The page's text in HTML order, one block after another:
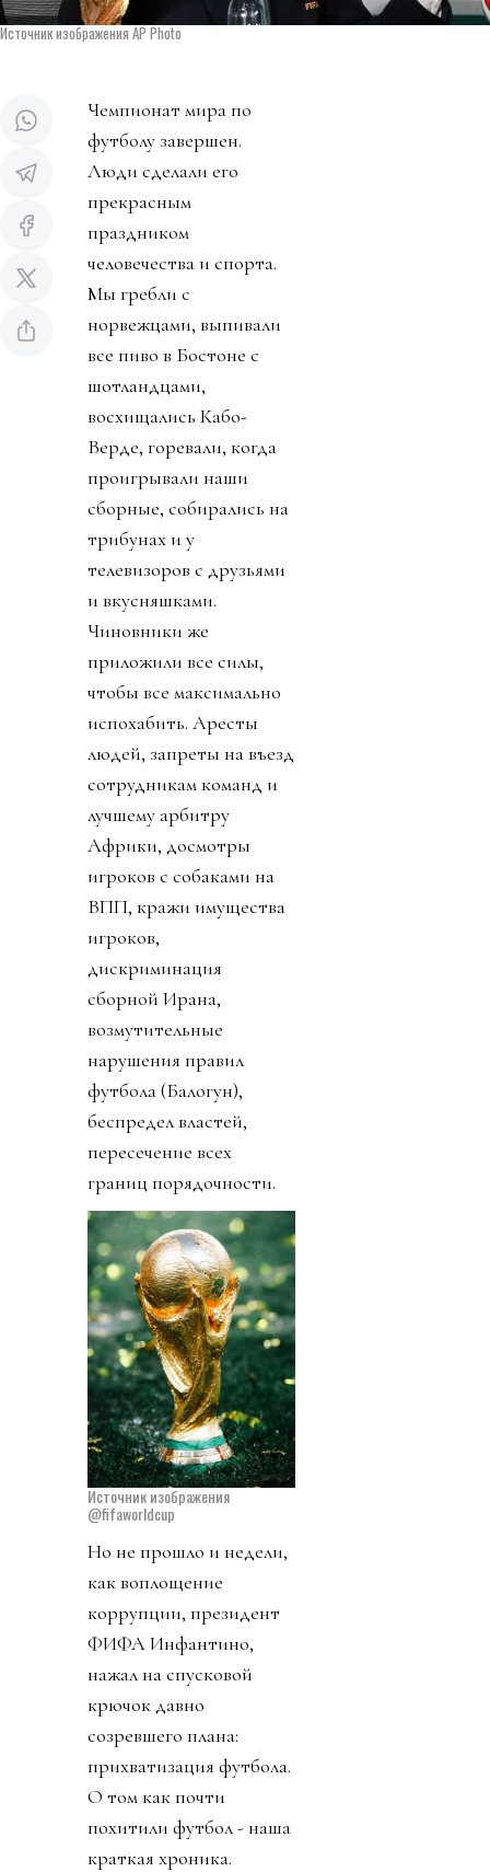
Источник изображения AP Photo
Чемпионат мира по
футболу завершен.
Люди сделали его
прекрасным
праздником
человечества и спорта.
Мы гребли с
норвежцами, выпивали
все пиво в Бостоне с
шотландцами,
восхищались Кабо-
Верде, горевали, когда
проигрывали наши
сборные, собирались на
трибунах и у
телевизоров с друзьями
и вкусняшками.
Чиновники же
приложили все силы,
чтобы все максимально
испохабить. Аресты
людей, запреты на въезд
сотрудникам команд и
лучшему арбитру
Африки, досмотры
игроков с собаками на
ВПП, кражи имущества
игроков,
дискриминация
сборной Ирана,
возмутительные
нарушения правил
футбола (Балогун),
беспредел властей,
пересечение всех
границ порядочности.
Источник изображения
@fifaworldcup
Но не прошло и недели,
как воплощение
коррупции, президент
ФИФА Инфантино,
нажал на спусковой
крючок давно
созревшего плана:
прихватизация футбола.
О том как почти
похитили футбол - наша
краткая хроника.